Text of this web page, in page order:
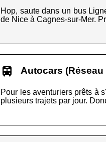
Hop, saute dans un bus
de Nice à Cagnes-sur-Mer.
Autocars (Réseau
Pour les aventuriers prêts à
plusieurs trajets par jour.